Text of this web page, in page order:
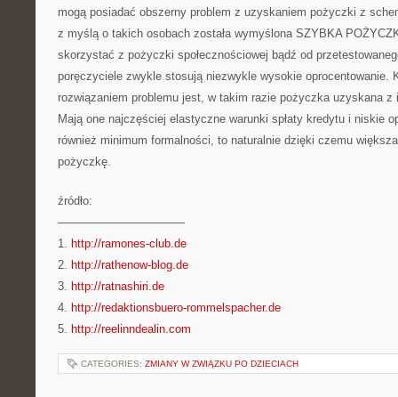
mogą posiadać obszerny problem z uzyskaniem pożyczki z
z myślą o takich osobach została wymyślona SZYBKA
skorzystać z pożyczki społecznościowej bądź od
poręczyciele zwykle stosują niezwykle wysokie oprocentowanie.
rozwiązaniem problemu jest, w takim razie pożyczka uzyskana
Mają one najczęściej elastyczne warunki spłaty kredytu i niskie
również minimum formalności, to naturalnie dzięki czemu
pożyczkę.
źródło:
———————————
1. http://ramones-club.de
2. http://rathenow-blog.de
3. http://ratnashiri.de
4. http://redaktionsbuero-rommelspacher.de
5. http://reelinndealin.com
CATEGORIES: ZMIANY W ZWIĄZKU PO DZIECIACH